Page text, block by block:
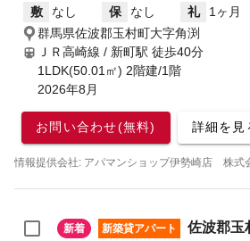
敷 なし 保 なし 礼
1ヶ月
群馬県佐波郡玉村町大字角渕
ＪＲ高崎線 / 新町駅 徒歩40分
1LDK(50.01㎡) 2階建/1階
2026年8月
お問い合わせ(無料) 詳細を見
情報提供会社: アパマンショップ伊勢崎店 株
新着 新築貸アパート
佐波郡玉